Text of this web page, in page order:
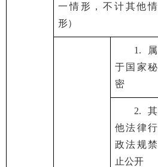
一情形，不计其他情
形）
1.属
于国家秘
密
2.其
他法律行
政法规禁
止公开